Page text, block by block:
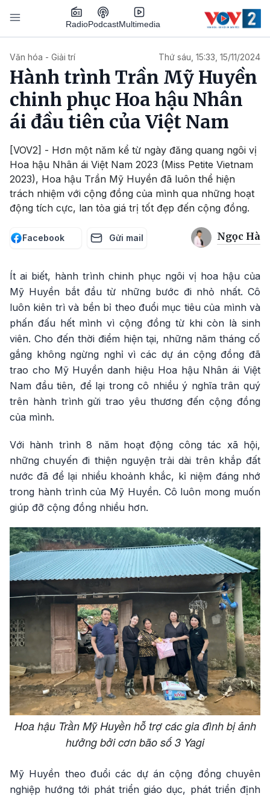
Nhảy đến nội dung
RadioPodcastMultimedia
Văn hóa - Giải trí Thứ sáu, 15:33, 15/11/2024
Hành trình Trần Mỹ Huyền
chinh phục Hoa hậu Nhân
ái đầu tiên của Việt Nam
[VOV2] - Hơn một năm kể từ ngày đăng quang ngôi vị
Hoa hậu Nhân ái Việt Nam 2023 (Miss Petite Vietnam
2023), Hoa hậu Trần Mỹ Huyền đã luôn thể hiện
trách nhiệm với cộng đồng của mình qua những hoạt
động tích cực, lan tỏa giá trị tốt đẹp đến cộng đồng.
Facebook Gửi mail Ngọc Hà
Ít ai biết, hành trình chinh phục ngôi vị hoa hậu của
Mỹ Huyền bắt đầu từ những bước đi nhỏ nhất. Cô
luôn kiên trì và bền bỉ theo đuổi mục tiêu của mình và
phấn đấu hết mình vì cộng đồng từ khi còn là sinh
viên. Cho đến thời điểm hiện tại, những năm tháng cố
gắng không ngừng nghỉ vì các dự án cộng đồng đã
trao cho Mỹ Huyền danh hiệu Hoa hậu Nhân ái Việt
Nam đầu tiên, để lại trong cô nhiều ý nghĩa trân quý
trên hành trình gửi trao yêu thương đến cộng đồng
của mình.
Với hành trình 8 năm hoạt động công tác xã hội,
những chuyến đi thiện nguyện trải dài trên khắp đất
nước đã để lại nhiều khoảnh khắc, kỉ niệm đáng nhớ
trong hành trình của Mỹ Huyền. Cô luôn mong muốn
giúp đỡ cộng đồng nhiều hơn.
Hoa hậu Trần Mỹ Huyền hỗ trợ các gia đình bị ảnh
hưởng bởi cơn bão số 3 Yagi
Mỹ Huyền theo đuổi các dự án cộng đồng chuyên
nghiệp hướng tới phát triển giáo dục, phát triển định